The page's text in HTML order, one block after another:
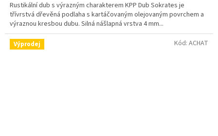
Rustikální dub s výrazným charakterem KPP Dub Sokrates je
třívrstvá dřevěná podlaha s kartáčovaným olejovaným povrchem a
výraznou kresbou dubu. Silná nášlapná vrstva 4 mm...
Výprodej Kód: ACHAT